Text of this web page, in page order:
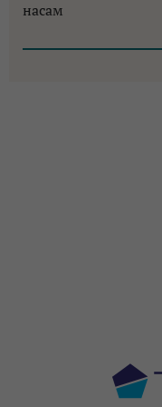
насам